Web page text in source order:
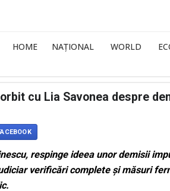
HOME NAȚIONAL WORLD
cu Lia Savonea despre
respinge ideea unor demisii
verificări complete și măsuri